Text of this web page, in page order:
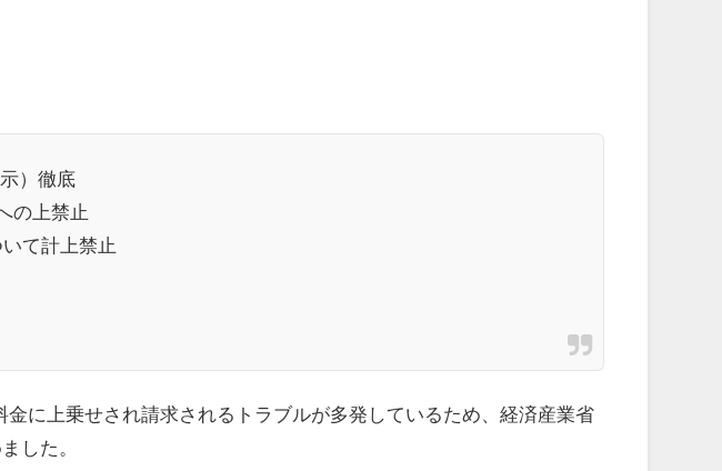
）徹底
の上禁止
て計上禁止
に上乗せされ請求されるトラブルが多発しているため、経済産業省
した。